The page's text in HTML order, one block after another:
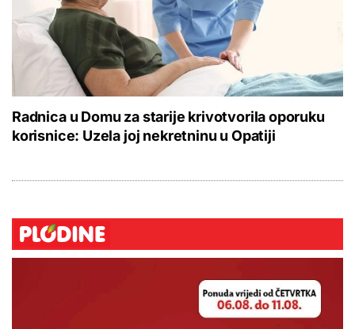
Radnica u Domu za starije krivotvorila oporuku
korisnice: Uzela joj nekretninu u Opatiji